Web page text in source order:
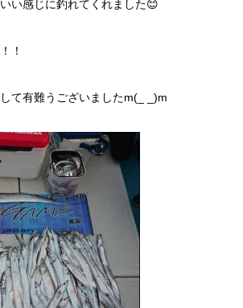
い感じに釣れてくれました😊
！
て有難うございましたm(_ _)m